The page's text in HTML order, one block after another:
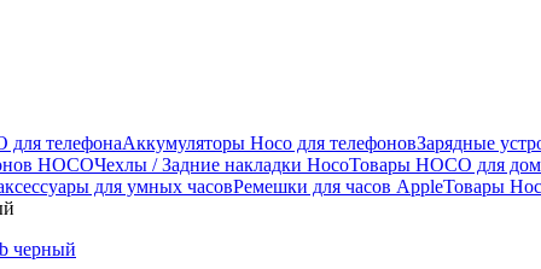
для телефонаАккумуляторы Hoco для телефоновЗарядные
HOCOЧехлы / Задние накладки HocoТовары HOCO для
для умных часовРемешки для часов AppleТовары